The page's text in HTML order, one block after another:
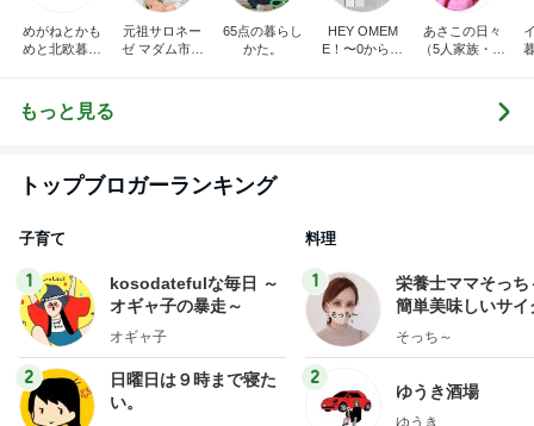
めがねとかも
めと北欧暮ら
元祖サロネー
ゼ マダム市川
65点の暮らし
かた。
HEY OMEM
E！〜0からの
あさこの日々
（5人家族・投
もっと見る
トップブロガーランキング
子育て
1
kosodatefulな毎日 ～
オギャ子の暴走～
オギャ子
2
日曜日は９時まで寝た
い。
料理
1
栄養士ママそっち
簡単美味しいサイ
献立
そっち～
2
ゆうき酒場
ゆうき